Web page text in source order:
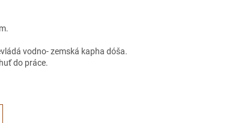
vodno- zemská kapha dóša.
do práce.